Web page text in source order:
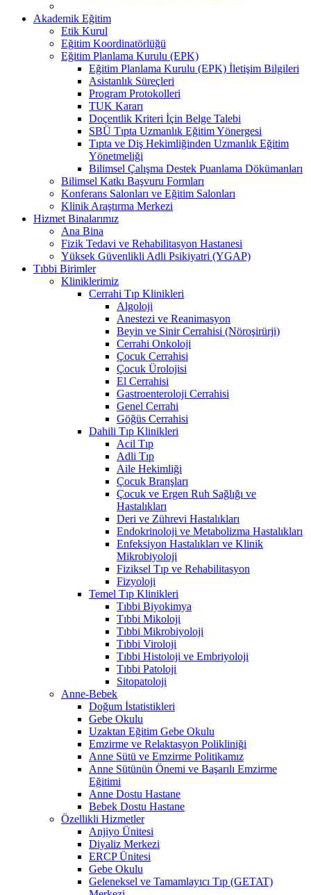
Akademik Eğitim
Etik Kurul
Eğitim Koordinatörlüğü
Eğitim Planlama Kurulu (EPK)
Eğitim Planlama Kurulu (EPK) İletişim Bilgileri
Asistanlık Süreçleri
Program Protokolleri
TUK Kararı
Doçentlik Kriteri İçin Belge Talebi
SBÜ Tıpta Uzmanlık Eğitim Yönergesi
Tıpta ve Diş Hekimliğinden Uzmanlık Eğitim
Yönetmeliği
Bilimsel Çalışma Destek Puanlama Dökümanları
Bilimsel Katkı Başvuru Formları
Konferans Salonları ve Eğitim Salonları
Klinik Araştırma Merkezi
Hizmet Binalarımız
Ana Bina
Fizik Tedavi ve Rehabilitasyon Hastanesi
Yüksek Güvenlikli Adli Psikiyatri (YGAP)
Tıbbi Birimler
Kliniklerimiz
Cerrahi Tıp Klinikleri
Algoloji
Anestezi ve Reanimasyon
Beyin ve Sinir Cerrahisi (Nöroşirürji)
Cerrahi Onkoloji
Çocuk Cerrahisi
Çocuk Ürolojisi
El Cerrahisi
Gastroenteroloji Cerrahisi
Genel Cerrahi
Göğüs Cerrahisi
Dahili Tıp Klinikleri
Acil Tıp
Adli Tıp
Aile Hekimliği
Çocuk Branşları
Çocuk ve Ergen Ruh Sağlığı ve
Hastalıkları
Deri ve Zührevi Hastalıkları
Endokrinoloji ve Metabolizma Hastalıkları
Enfeksiyon Hastalıkları ve Klinik
Mikrobiyoloji
Fiziksel Tıp ve Rehabilitasyon
Fizyoloji
Temel Tıp Klinikleri
Tıbbi Biyokimya
Tıbbi Mikoloji
Tıbbi Mikrobiyoloji
Tıbbi Viroloji
Tıbbi Histoloji ve Embriyoloji
Tıbbi Patoloji
Sitopatoloji
Anne-Bebek
Doğum İstatistikleri
Gebe Okulu
Uzaktan Eğitim Gebe Okulu
Emzirme ve Relaktasyon Polikliniği
Anne Sütü ve Emzirme Politikamız
Anne Sütünün Önemi ve Başarılı Emzirme
Eğitimi
Anne Dostu Hastane
Bebek Dostu Hastane
Özellikli Hizmetler
Anjiyo Ünitesi
Diyaliz Merkezi
ERCP Ünitesi
Gebe Okulu
Geleneksel ve Tamamlayıcı Tıp (GETAT)